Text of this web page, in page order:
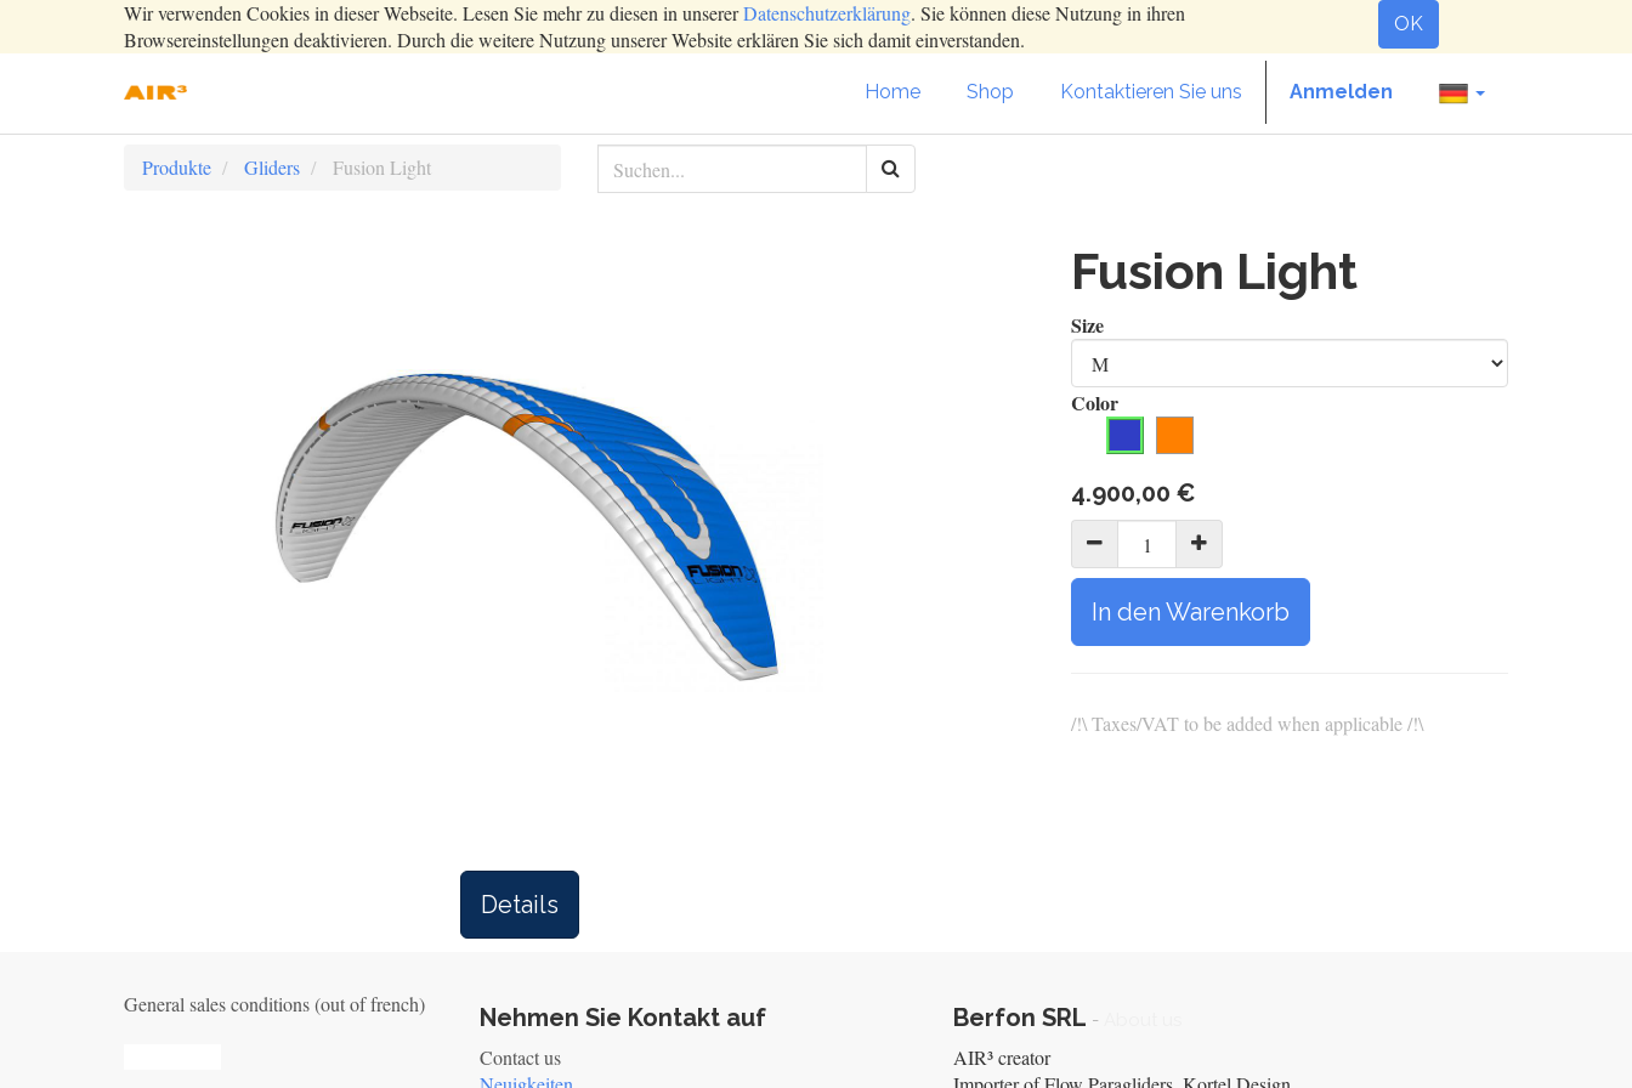
Wir verwenden Cookies in dieser Webseite. Lesen Sie mehr zu diesen in unsererDatenschutzerklärung. Sie können diese Nutzung in ihren
Browsereinstellungen deaktivieren. Durch die weitere Nutzung unserer Website erklären Sie sich damit einverstanden.
OK
Home Shop Kontaktieren Sie uns Anmelden
Produkte Gliders Fusion Light
Fusion Light
Size
Color
4.900,00 €
In den Warenkorb
/!\ Taxes/VAT to be added when applicable /!\
Details
General sales conditions (out of french) Nehmen Sie Kontakt auf
Contact us
Berfon SRL -
AIR³ creator